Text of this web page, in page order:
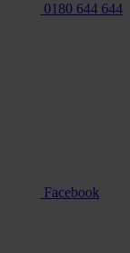
0180 644 644
Facebook